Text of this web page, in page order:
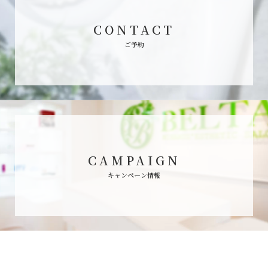
CONTACT
ご予約
CAMPAIGN
キャンペーン情報